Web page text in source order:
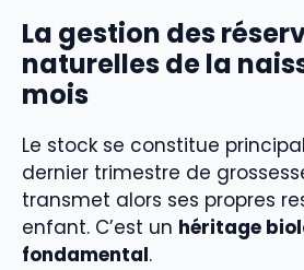
La gestion des
naturelles de la
mois
Le stock se constitue
dernier trimestre de
transmet alors ses propres
enfant. C’est un héritage
fondamental.